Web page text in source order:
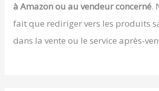
à Amazon ou au vendeur concerné.
fait que rediriger vers les produits
dans la vente ou le service après-